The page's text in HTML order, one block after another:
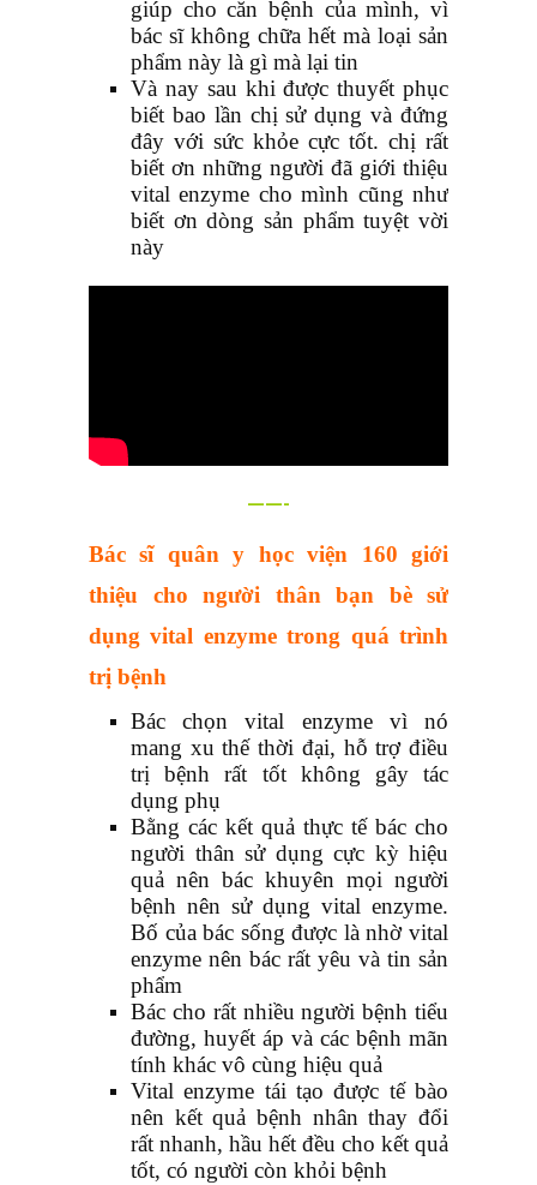
giúp cho căn bệnh của mình, vì
bác sĩ không chữa hết mà loại sản
phẩm này là gì mà lại tin
Và nay sau khi được thuyết phục
biết bao lần chị sử dụng và đứng
đây với sức khỏe cực tốt. chị rất
biết ơn những người đã giới thiệu
vital enzyme cho mình cũng như
biết ơn dòng sản phẩm tuyệt vời
này
——-
Bác sĩ quân y học viện 160 giới
thiệu cho người thân bạn bè sử
dụng vital enzyme trong quá trình
trị bệnh
Bác chọn vital enzyme vì nó
mang xu thế thời đại, hỗ trợ điều
trị bệnh rất tốt không gây tác
dụng phụ
Bằng các kết quả thực tế bác cho
người thân sử dụng cực kỳ hiệu
quả nên bác khuyên mọi người
bệnh nên sử dụng vital enzyme.
Bố của bác sống được là nhờ vital
enzyme nên bác rất yêu và tin sản
phẩm
Bác cho rất nhiều người bệnh tiểu
đường, huyết áp và các bệnh mãn
tính khác vô cùng hiệu quả
Vital enzyme tái tạo được tế bào
nên kết quả bệnh nhân thay đổi
rất nhanh, hầu hết đều cho kết quả
tốt, có người còn khỏi bệnh